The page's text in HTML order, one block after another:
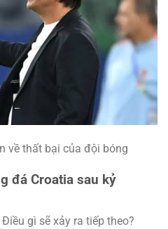
về thất bại của đội bóng
đá Croatia sau kỷ
gì sẽ xảy ra tiếp theo?